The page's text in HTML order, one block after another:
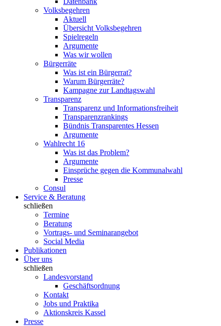
Volksbegehren
Aktuell
Übersicht Volksbegehren
Spielregeln
Argumente
Was wir wollen
Bürgerräte
Was ist ein Bürgerrat?
Warum Bürgerräte?
Kampagne zur Landtagswahl
Transparenz
Transparenz und Informationsfreiheit
Transparenzrankings
Bündnis Transparentes Hessen
Argumente
Wahlrecht 16
Was ist das Problem?
Argumente
Einsprüche gegen die Kommunalwahl
Presse
Consul
Service & Beratung
schließen
Termine
Beratung
Vortrags- und Seminarangebot
Social Media
Publikationen
Über uns
schließen
Landesvorstand
Geschäftsordnung
Kontakt
Jobs und Praktika
Aktionskreis Kassel
Presse